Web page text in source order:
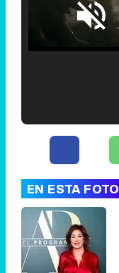
Loaded:
25.30%
EN ESTA FOTO